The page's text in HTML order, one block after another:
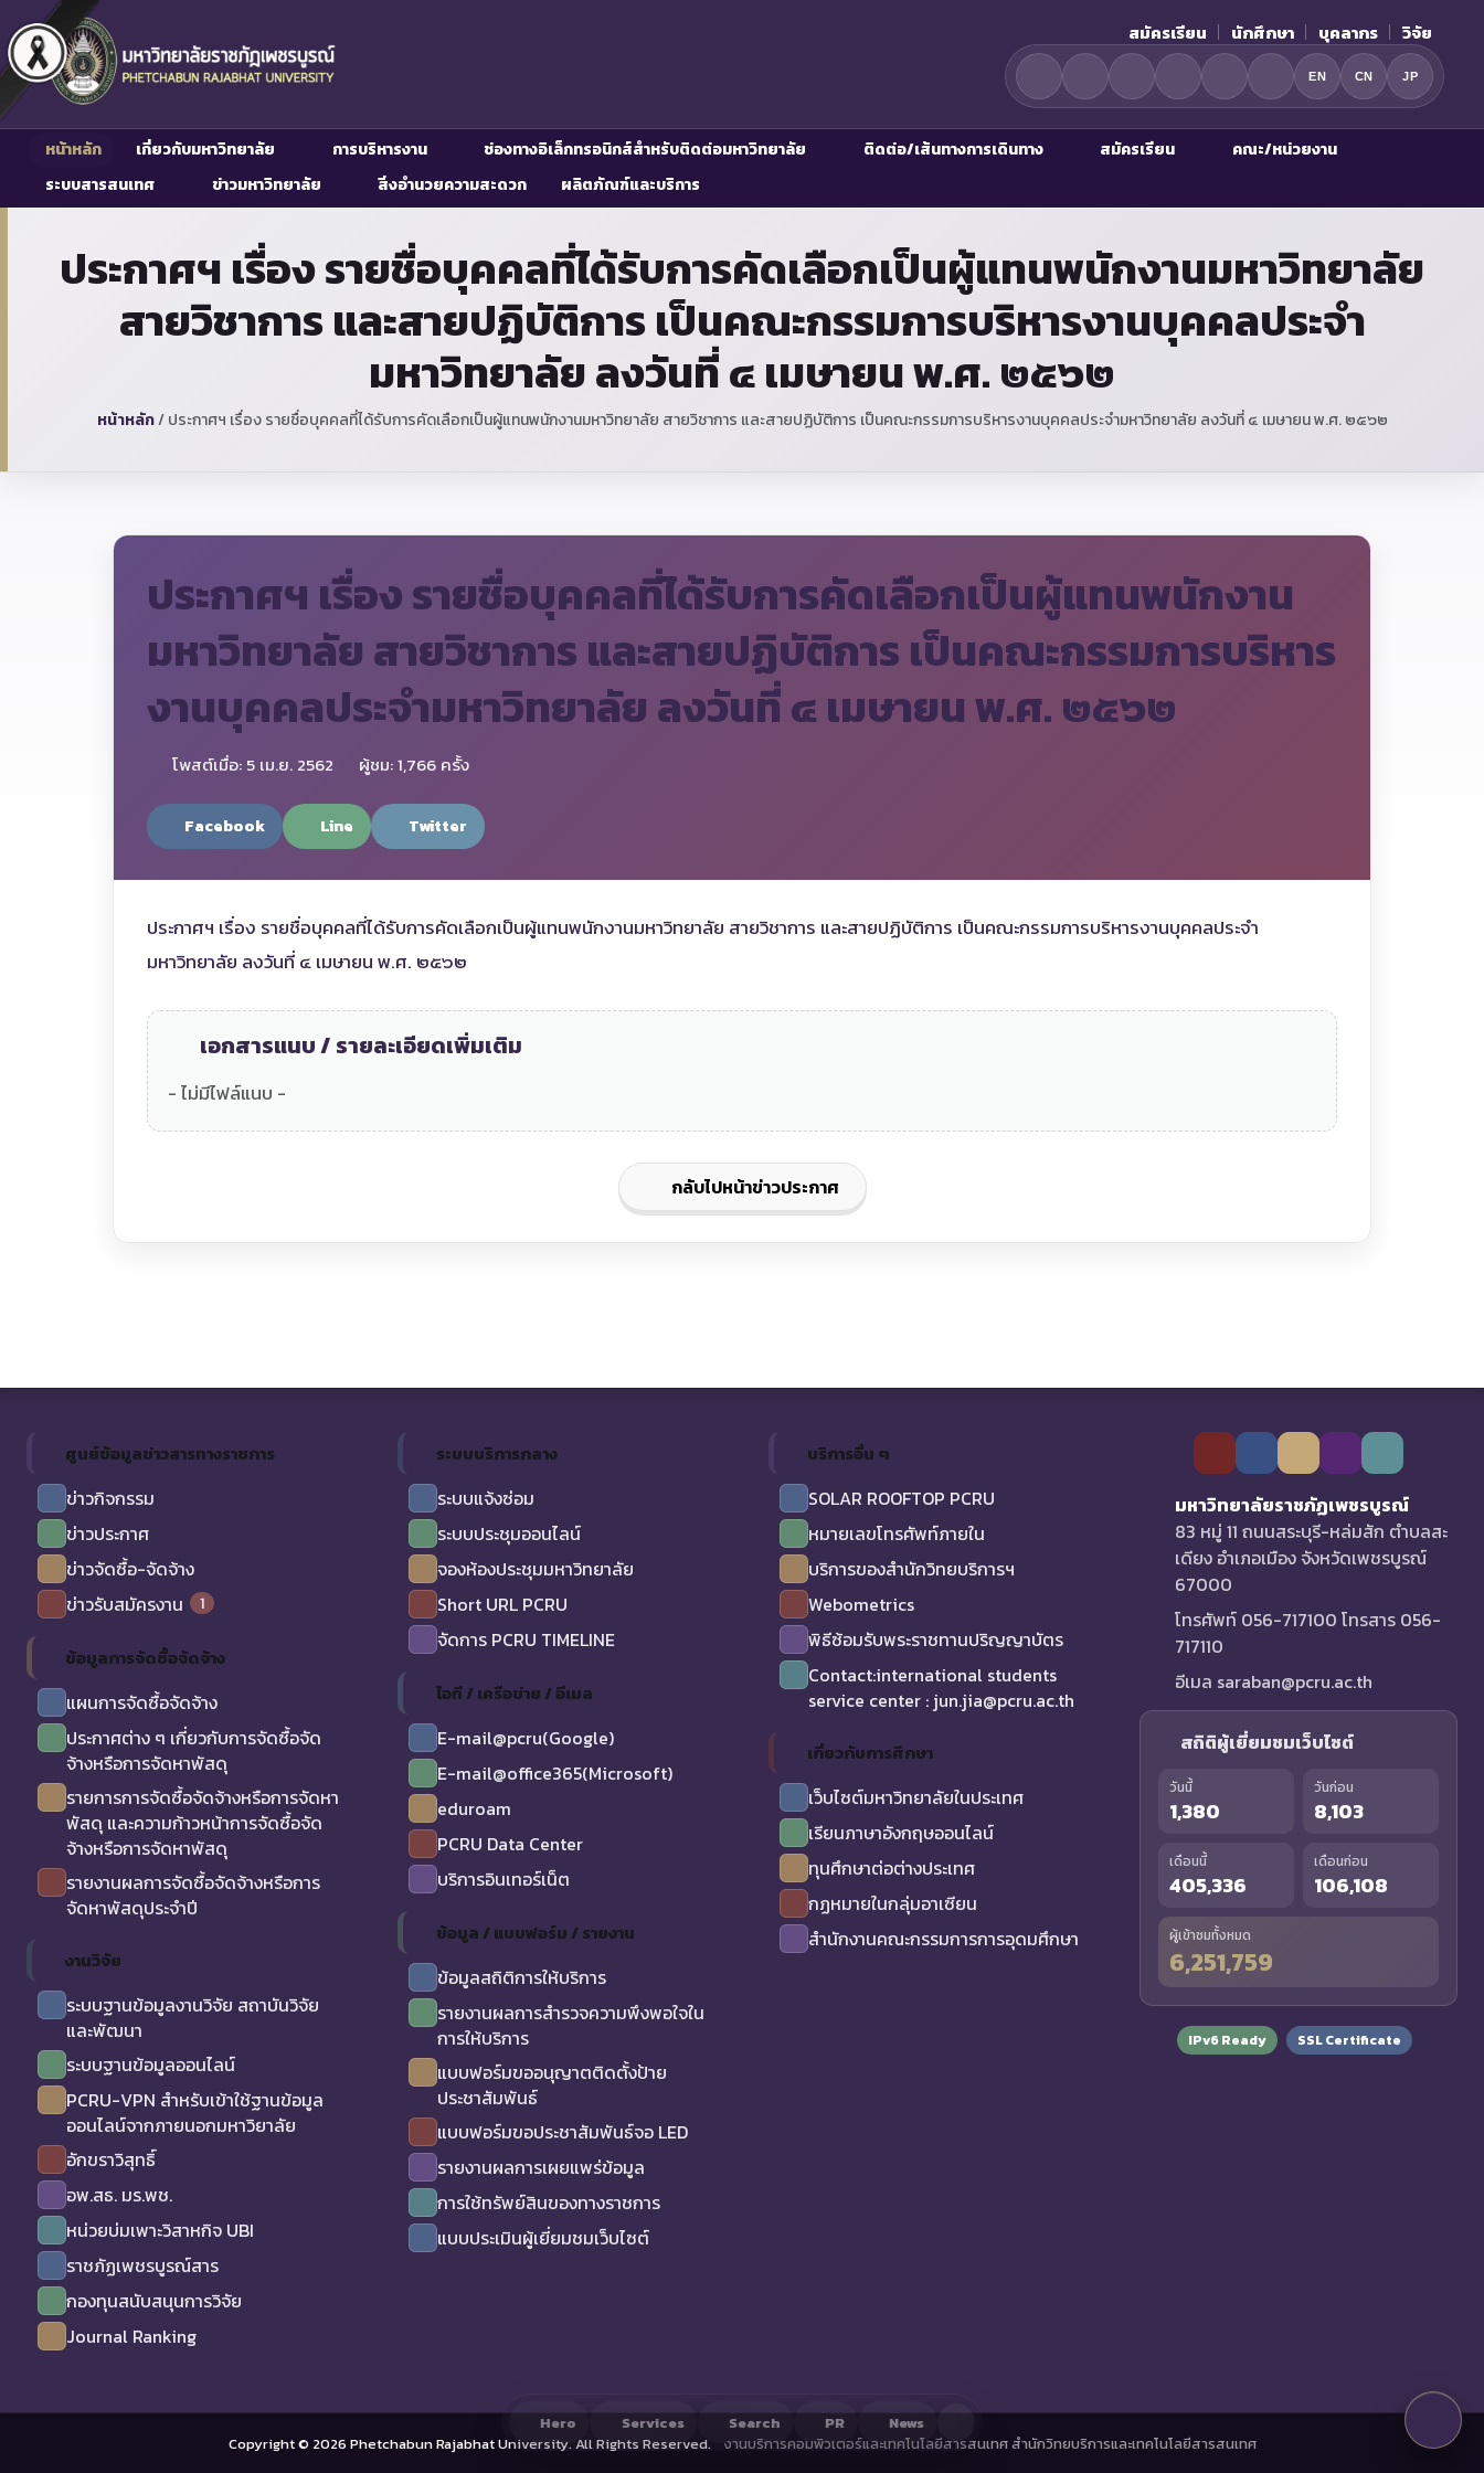
สมัครเรียน นักศึกษา บุคลากร วิจัย
EN CN JP
หน้าหลัก เกี่ยวกับมหาวิทยาลัย การบริหารงาน ช่องทางอิเล็กทรอนิกส์สำหรับติดต่อมหาวิทยาลัย ติดต่อ/เส้นทางการเดินทาง สมัครเรียน
คณะ/หน่วยงาน
ระบบสารสนเทศ
ข่าวมหาวิทยาลัย สิ่งอำนวยความสะดวก ผลิตภัณฑ์และบริการ
ประกาศฯ เรื่อง รายชื่อบุคคลที่ได้รับการคัดเลือกเป็นผู้แทนพนักงานมหาวิทยาลัย
สายวิชาการ และสายปฏิบัติการ เป็นคณะกรรมการบริหารงานบุคคลประจำ
มหาวิทยาลัย ลงวันที่ ๔ เมษายน พ.ศ. ๒๕๖๒
หน้าหลัก/ ประกาศฯ เรื่อง รายชื่อบุคคลที่ได้รับการคัดเลือกเป็นผู้แทนพนักงานมหาวิทยาลัย สายวิชาการ และสายปฏิบัติการ เป็นคณะกรรมการบริหารงานบุคคลประจำมหาวิทยาลัย ลงวันที่ ๔ เมษายน พ.ศ. ๒๕๖๒
ประกาศฯ เรื่อง รายชื่อบุคคลที่ได้รับการคัดเลือกเป็นผู้แทนพนักงาน
มหาวิทยาลัย สายวิชาการ และสายปฏิบัติการ เป็นคณะกรรมการบริหาร
งานบุคคลประจำมหาวิทยาลัย ลงวันที่ ๔ เมษายน พ.ศ. ๒๕๖๒
โพสต์เมื่อ: 5 เม.ย. 2562 ผู้ชม: 1,766 ครั้ง
Facebook Line Twitter
ประกาศฯ เรื่อง รายชื่อบุคคลที่ได้รับการคัดเลือกเป็นผู้แทนพนักงานมหาวิทยาลัย สายวิชาการ และสายปฏิบัติการ เป็นคณะกรรมการบริหารงานบุคคลประจำ
มหาวิทยาลัย ลงวันที่ ๔ เมษายน พ.ศ. ๒๕๖๒
เอกสารแนบ / รายละเอียดเพิ่มเติม
- ไม่มีไฟล์แนบ -
กลับไปหน้าข่าวประกาศ
ศูนย์ข้อมูลข่าวสารทางราชการ
ข่าวกิจกรรม
ข่าวประกาศ
ข่าวจัดซื้อ-จัดจ้าง
ข่าวรับสมัครงาน
1
ข้อมูลการจัดซื้อจัดจ้าง
แผนการจัดซื้อจัดจ้าง
ประกาศต่าง ๆ เกี่ยวกับการจัดซื้อจัด
จ้างหรือการจัดหาพัสดุ
รายการการจัดซื้อจัดจ้างหรือการจัดหา
พัสดุ และความก้าวหน้าการจัดซื้อจัด
จ้างหรือการจัดหาพัสดุ
รายงานผลการจัดซื้อจัดจ้างหรือการ
จัดหาพัสดุประจำปี
งานวิจัย
ระบบฐานข้อมูลงานวิจัย สถาบันวิจัย
และพัฒนา
ระบบฐานข้อมูลออนไลน์
PCRU-VPN สำหรับเข้าใช้ฐานข้อมูล
ออนไลน์จากภายนอกมหาวิยาลัย
อักขราวิสุทธิ์
อพ.สธ. มร.พช.
หน่วยบ่มเพาะวิสาหกิจ UBI
ราชภัฏเพชรบูรณ์สาร
กองทุนสนับสนุนการวิจัย
Journal Ranking
ระบบบริการกลาง
ระบบแจ้งซ่อม
ระบบประชุมออนไลน์
จองห้องประชุมมหาวิทยาลัย
Short URL PCRU
จัดการ PCRU TIMELINE
ไอที / เครือข่าย / อีเมล
E-mail@pcru(Google)
E-mail@office365(Microsoft)
eduroam
PCRU Data Center
บริการอินเทอร์เน็ต
ข้อมูล / แบบฟอร์ม / รายงาน
ข้อมูลสถิติการให้บริการ
รายงานผลการสำรวจความพึงพอใจใน
การให้บริการ
แบบฟอร์มขออนุญาตติดตั้งป้าย
ประชาสัมพันธ์
แบบฟอร์มขอประชาสัมพันธ์จอ LED
รายงานผลการเผยแพร่ข้อมูล
การใช้ทรัพย์สินของทางราชการ
แบบประเมินผู้เยี่ยมชมเว็บไซต์
บริการอื่น ๆ
SOLAR ROOFTOP PCRU
หมายเลขโทรศัพท์ภายใน
บริการของสำนักวิทยบริการฯ
Webometrics
พิธีซ้อมรับพระราชทานปริญญาบัตร
Contact:international students
service center : jun.jia@pcru.ac.th
เกี่ยวกับการศึกษา
เว็บไซต์มหาวิทยาลัยในประเทศ
เรียนภาษาอังกฤษออนไลน์
ทุนศึกษาต่อต่างประเทศ
กฏหมายในกลุ่มอาเซียน
สำนักงานคณะกรรมการการอุดมศึกษา
มหาวิทยาลัยราชภัฏเพชรบูรณ์
83 หมู่ 11 ถนนสระบุรี-หล่มสัก ตำบลสะ
เดียง อำเภอเมือง จังหวัดเพชรบูรณ์
67000
โทรศัพท์ 056-717100 โทรสาร 056-
717110
อีเมล saraban@pcru.ac.th
สถิติผู้เยี่ยมชมเว็บไซต์
วันนี้
1,380
วันก่อน
8,103
เดือนนี้
405,336
เดือนก่อน
106,108
ผู้เข้าชมทั้งหมด
6,251,759
IPv6 Ready SSL Certificate
Copyright © 2026 Phetchabun Rajabhat University. All Rights Reserved. งานบริการคอมพิวเตอร์และเทคโนโลยีสารสนเทศ สำนักวิทยบริการและเทคโนโลยีสารสนเทศ
Hero Services Search PR News